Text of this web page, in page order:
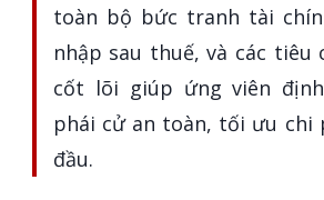
toàn bộ bức tranh tài
nhập sau thuế, và các tiêu
cốt lõi giúp ứng viên
phái cử an toàn, tối ưu chi
đầu.